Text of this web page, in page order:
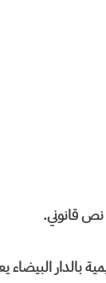
نص قانوني.
بالدار البيضاء